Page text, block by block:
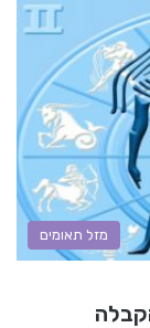
מזל תאומים